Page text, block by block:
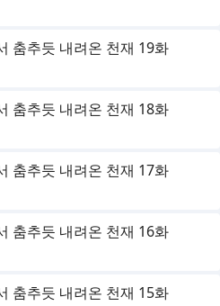
춤추듯 내려온 천재 19화
춤추듯 내려온 천재 18화
춤추듯 내려온 천재 17화
춤추듯 내려온 천재 16화
춤추듯 내려온 천재 15화